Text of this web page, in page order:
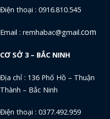
Điện thoại : 0916.810.545
Email : remhabac@gmail.com
CƠ SỞ 3 – BẮC NINH
Địa chỉ : 136 Phố Hồ – Thuận
Thành – Bắc Ninh
Điện thoại : 0377.492.959